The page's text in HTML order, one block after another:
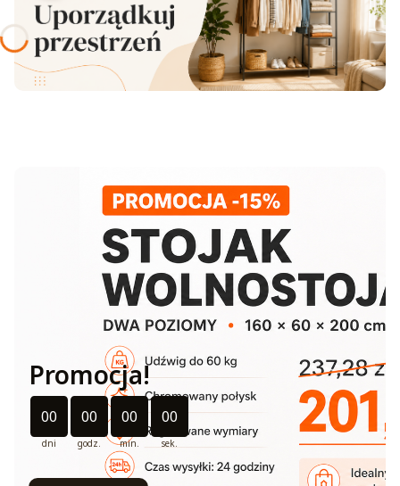
Promocja!
Odliczanie czasu do: 2026-08-31 11:11:00
00
dni
00
godz.
00
min.
00
sek.